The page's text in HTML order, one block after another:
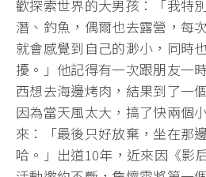
歡探索世界的大男孩：「我特
潛、釣魚，偶爾也去露營，每
就會感覺到自己的渺小，同時
擾。」他記得有一次跟朋友一
西想去海邊烤肉，結果到了一
因為當天風太大，搞了快兩個
來：「最後只好放棄，坐在那
哈。」出道10年，近來因《影